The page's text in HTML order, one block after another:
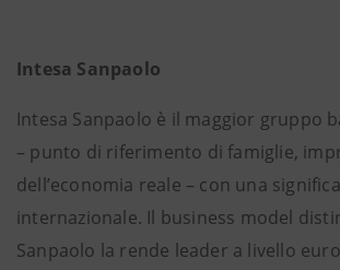
Intesa Sanpaolo
Intesa Sanpaolo è il maggior gruppo
– punto di riferimento di famiglie,
dell’economia reale – con una
internazionale. Il business model
Sanpaolo la rende leader a livello